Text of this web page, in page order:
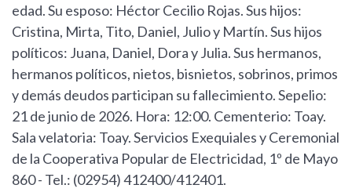
edad. Su esposo: Héctor Cecilio Rojas. Sus hijos:
Cristina, Mirta, Tito, Daniel, Julio y Martín. Sus hijos
políticos: Juana, Daniel, Dora y Julia. Sus hermanos,
hermanos políticos, nietos, bisnietos, sobrinos, primos
y demás deudos participan su fallecimiento. Sepelio:
21 de junio de 2026. Hora: 12:00. Cementerio: Toay.
Sala velatoria: Toay. Servicios Exequiales y Ceremonial
de la Cooperativa Popular de Electricidad, 1º de Mayo
860 - Tel.: (02954) 412400/412401.